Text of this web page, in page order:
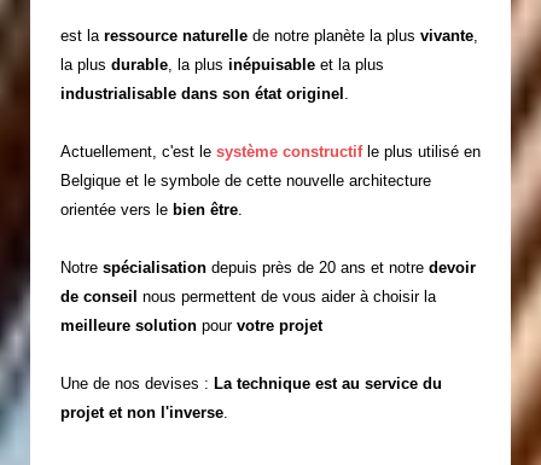
est la ressource naturelle de notre planète la plus vivante
la plus durable , la plus inépuisable et la plus
industrialisable dans son état originel
Actuellement, c'est le système constructifle plus utilisé en
Belgique et le symbole de cette nouvelle architecture
orientée vers le bien être
Notre spécialisation depuis près de 20 ans et notre devoir
de conseil nous permettent de vous aider à choisir la
meilleure solution pour votre projet
Une de nos devises : La technique est au service du
projet et non l'inverse